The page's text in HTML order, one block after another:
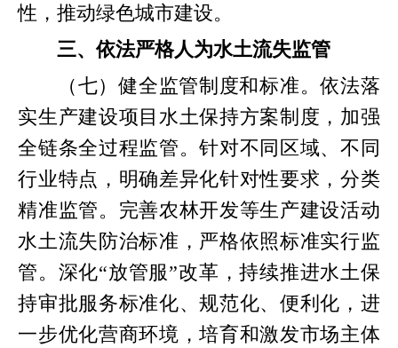
性，推动绿色城市建设。
三、依法严格人为水土流失监管
（七）健全监管制度和标准。依法落
实生产建设项目水土保持方案制度，加强
全链条全过程监管。针对不同区域、不同
行业特点，明确差异化针对性要求，分类
精准监管。完善农林开发等生产建设活动
水土流失防治标准，严格依照标准实行监
管。深化“放管服”改革，持续推进水土保
持审批服务标准化、规范化、便利化，进
一步优化营商环境，培育和激发市场主体